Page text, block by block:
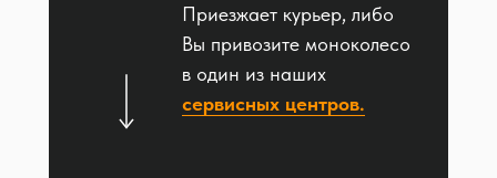
Приезжает курьер, либо
Вы привозите моноколесо
в один из наших
сервисных центров.